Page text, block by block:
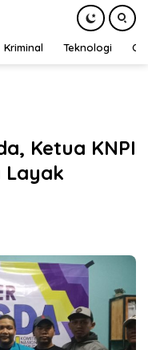
Kriminal Teknologi
Ketua KNPI
Layak